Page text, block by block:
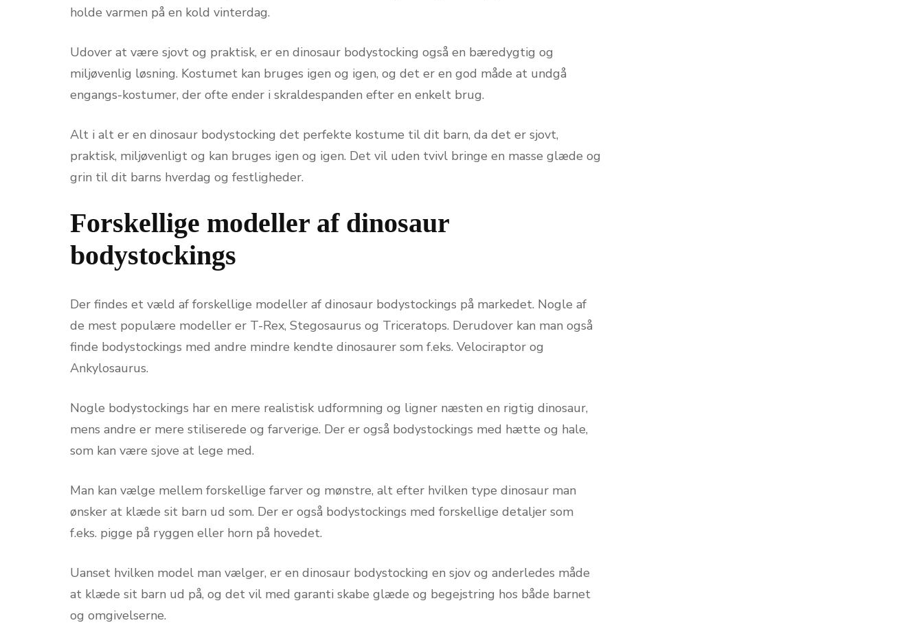
holde varmen på en kold vinterdag.
Udover at være sjovt og praktisk, er en dinosaur bodystocking også en bæredygtig og
miljøvenlig løsning. Kostumet kan bruges igen og igen, og det er en god måde at undgå
engangs-kostumer, der ofte ender i skraldespanden efter en enkelt brug.
Alt i alt er en dinosaur bodystocking det perfekte kostume til dit barn, da det er sjovt,
praktisk, miljøvenligt og kan bruges igen og igen. Det vil uden tvivl bringe en masse glæde og
grin til dit barns hverdag og festligheder.
Forskellige modeller af dinosaur
bodystockings
Der findes et væld af forskellige modeller af dinosaur bodystockings på markedet. Nogle af
de mest populære modeller er T-Rex, Stegosaurus og Triceratops. Derudover kan man også
finde bodystockings med andre mindre kendte dinosaurer som f.eks. Velociraptor og
Ankylosaurus.
Nogle bodystockings har en mere realistisk udformning og ligner næsten en rigtig dinosaur,
mens andre er mere stiliserede og farverige. Der er også bodystockings med hætte og hale,
som kan være sjove at lege med.
Man kan vælge mellem forskellige farver og mønstre, alt efter hvilken type dinosaur man
ønsker at klæde sit barn ud som. Der er også bodystockings med forskellige detaljer som
f.eks. pigge på ryggen eller horn på hovedet.
Uanset hvilken model man vælger, er en dinosaur bodystocking en sjov og anderledes måde
at klæde sit barn ud på, og det vil med garanti skabe glæde og begejstring hos både barnet
og omgivelserne.